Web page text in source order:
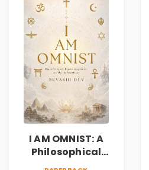
I AM OMNIST: A
Philosophical